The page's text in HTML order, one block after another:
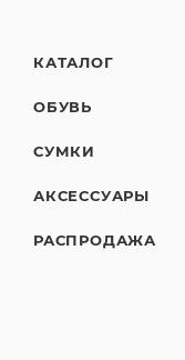
КАТАЛОГ
ОБУВЬ
СУМКИ
АКСЕССУАРЫ
РАСПРОДАЖА